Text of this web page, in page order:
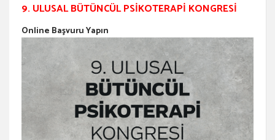
9. ULUSAL BÜTÜNCÜL PSIKOTERAPI KONGRESI
Online Başvuru Yapın